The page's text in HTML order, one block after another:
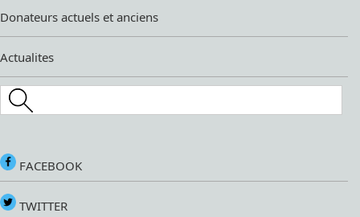
Donateurs actuels et anciens
Actualites
Search this site
FACEBOOK
TWITTER